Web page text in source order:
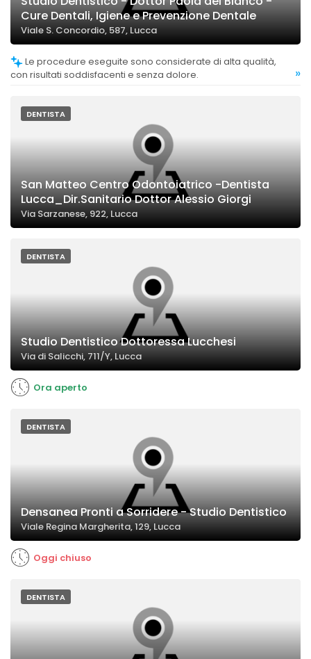
Cure Dentali, Igiene e Prevenzione Dentale
Viale S. Concordio, 587, Lucca
con risultati soddisfacenti e senza dolore.
»
DENTISTA
San Matteo Centro Odontoiatrico -Dentista
Lucca_Dir.Sanitario Dottor Alessio Giorgi
Via Sarzanese, 922, Lucca
DENTISTA
Studio Dentistico Dottoressa Lucchesi
Via di Salicchi, 711/Y, Lucca
Ora aperto
DENTISTA
Densanea Pronti a Sorridere - Studio Dentistico
Viale Regina Margherita, 129, Lucca
Oggi chiuso
DENTISTA